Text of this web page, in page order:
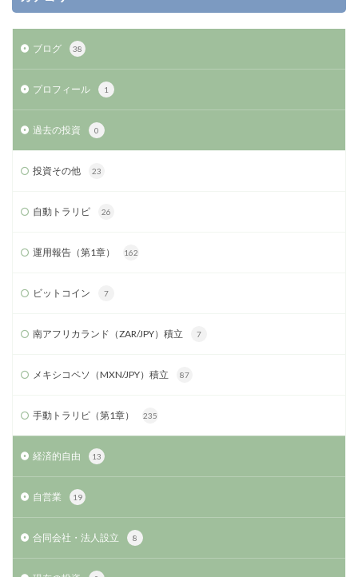
ブログ 38
プロフィール 1
過去の投資 0
投資その他 23
自動トラリピ 26
運用報告（第1章） 162
ビットコイン 7
南アフリカランド（ZAR/JPY）積立 7
メキシコペソ（MXN/JPY）積立 87
手動トラリピ（第1章） 235
経済的自由 13
自営業 19
合同会社・法人設立 8